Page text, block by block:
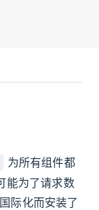
为所有组件都
能为了请求数
际化而安装了